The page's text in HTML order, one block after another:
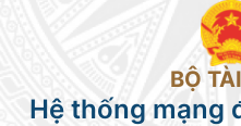
BỘ
Hệ thống mạng